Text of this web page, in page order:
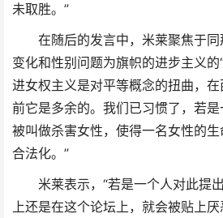
未取胜。”
在随后的发言中，米莱聚焦于
变化和性别问题为旗帜的进步主义的
进女权主义是对平等概念的扭曲，
前它是多余的。我们已习惯了，若是
被叫做杀害女性，使得一名女性的
合法化。”
米莱表示，“若是一个人对此提
上还是在这个论坛上，就会被贴上